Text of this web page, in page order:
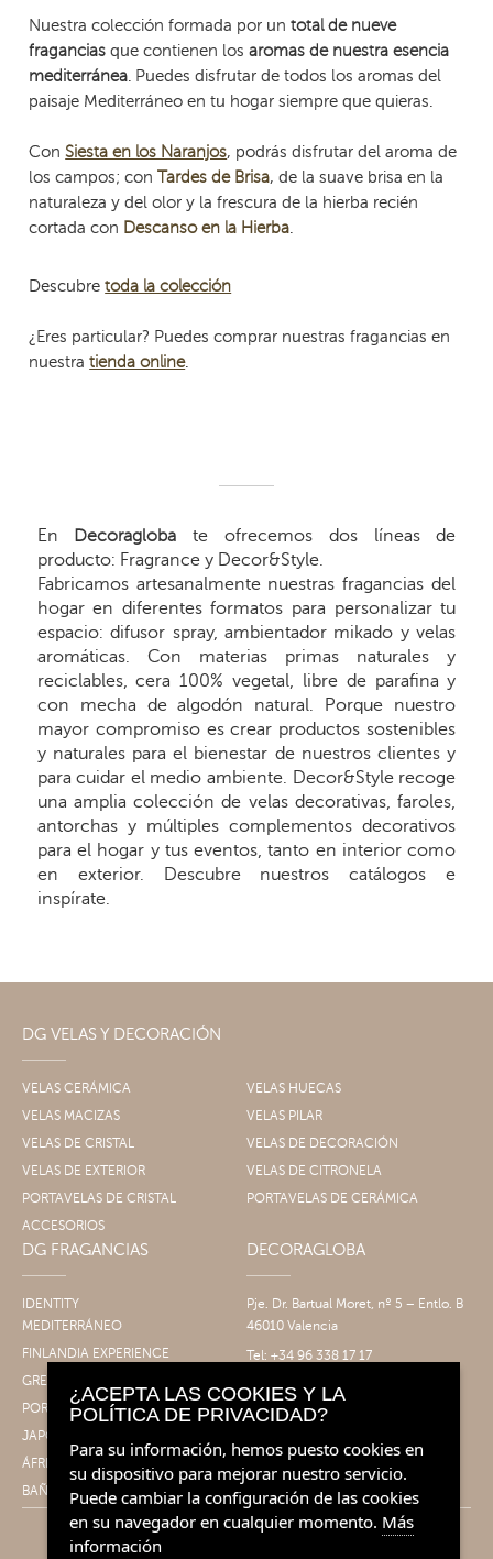
Nuestra colección formada por untotal de nueve
fragancias que contienen losaromas de nuestra esencia
mediterránea. Puedes disfrutar de todos los aromas del
paisaje Mediterráneo en tu hogar siempre que quieras.
ConSiesta en los Naranjos, podrás disfrutar del aroma de
los campos; conTardes de Brisa, de la suave brisa en la
naturaleza y del olor y la frescura de la hierba recién
cortada con Descanso en la Hierba.
Descubretoda la colección
¿Eres particular? Puedes comprar nuestras fragancias en
nuestratienda online.
En Decoragloba te ofrecemos dos líneas de
producto: Fragrance y Decor&Style.
Fabricamos artesanalmente nuestras fragancias del
hogar en diferentes formatos para personalizar tu
espacio: difusor spray, ambientador mikado y velas
aromáticas. Con materias primas naturales y
reciclables, cera 100% vegetal, libre de parafina y
con mecha de algodón natural. Porque nuestro
mayor compromiso es crear productos sostenibles
y naturales para el bienestar de nuestros clientes y
para cuidar el medio ambiente. Decor&Style recoge
una amplia colección de velas decorativas, faroles,
antorchas y múltiples complementos decorativos
para el hogar y tus eventos, tanto en interior como
en exterior. Descubre nuestros catálogos e
inspírate.
DG VELAS Y DECORACIÓN
VELAS CERÁMICA
VELAS HUECAS
VELAS MACIZAS
VELAS PILAR
VELAS DE CRISTAL
VELAS DE DECORACIÓN
VELAS DE EXTERIOR
VELAS DE CITRONELA
PORTAVELAS DE CRISTAL
PORTAVELAS DE CERÁMICA
ACCESORIOS
DG FRAGANCIAS
IDENTITY
MEDITERRÁNEO
FINLANDIA EXPERIENCE
GRECIA EXPERIENCE
PORTUGAL EXPERIENCE
JAPÓN EXPERIENCE
ÁFRICA EXPERIENCE
BAÑO&CUERPO
DECORAGLOBA
Pje. Dr. Bartual Moret, nº 5 – Entlo. B
46010 Valencia
Tel: +34 96 338 17 17
info@decoragloba.com
¿ACEPTA LAS COOKIES Y LA
POLÍTICA DE PRIVACIDAD?
Para su información, hemos puesto cookies en
su dispositivo para mejorar nuestro servicio.
Puede cambiar la configuración de las cookies
en su navegador en cualquier momento. Más
información